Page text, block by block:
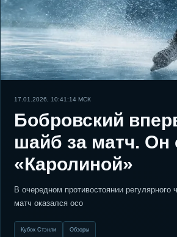
17.01.2026, 10:41:14 МСК
Бобровский
шайб за матч. Он
«Каролиной»
В очередном противостоянии
матч оказался осо
Кубок Стэнли Обзоры